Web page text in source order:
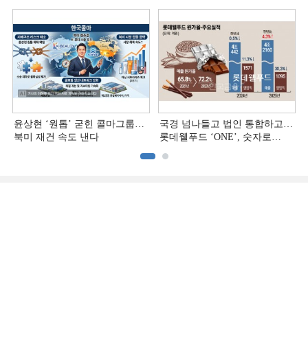
윤상현 ‘원톱ʼ 굳힌 콜마그룹…
북미 재건 속도 낸다
국경 넘나들고 법인 통합하고…
롯데웰푸드 ‘ONE’, 숫자로